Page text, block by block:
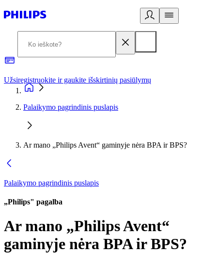
Užsiregistruokite ir gaukite išskirtinių pasiūlymų
Palaikymo pagrindinis puslapis
Ar mano „Philips Avent“ gaminyje nėra BPA ir BPS?
Palaikymo pagrindinis puslapis
„Philips" pagalba
Ar mano „Philips Avent“
gaminyje nėra BPA ir BPS?